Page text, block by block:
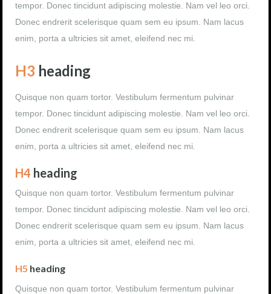
tempor. Donec tincidunt adipiscing molestie. Nam vel leo orci.
Donec endrerit scelerisque quam sem eu ipsum. Nam lacus
enim, porta a ultricies sit amet, eleifend nec mi.
H3 heading
Quisque non quam tortor. Vestibulum fermentum pulvinar
tempor. Donec tincidunt adipiscing molestie. Nam vel leo orci.
Donec endrerit scelerisque quam sem eu ipsum. Nam lacus
enim, porta a ultricies sit amet, eleifend nec mi.
H4 heading
Quisque non quam tortor. Vestibulum fermentum pulvinar
tempor. Donec tincidunt adipiscing molestie. Nam vel leo orci.
Donec endrerit scelerisque quam sem eu ipsum. Nam lacus
enim, porta a ultricies sit amet, eleifend nec mi.
H5 heading
Quisque non quam tortor. Vestibulum fermentum pulvinar